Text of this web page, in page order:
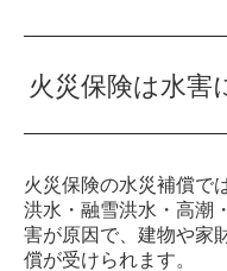
火災保険は水害
火災保険の水災補償で
洪水・融雪洪水・高潮
害が原因で、建物や家
償が受けられます。